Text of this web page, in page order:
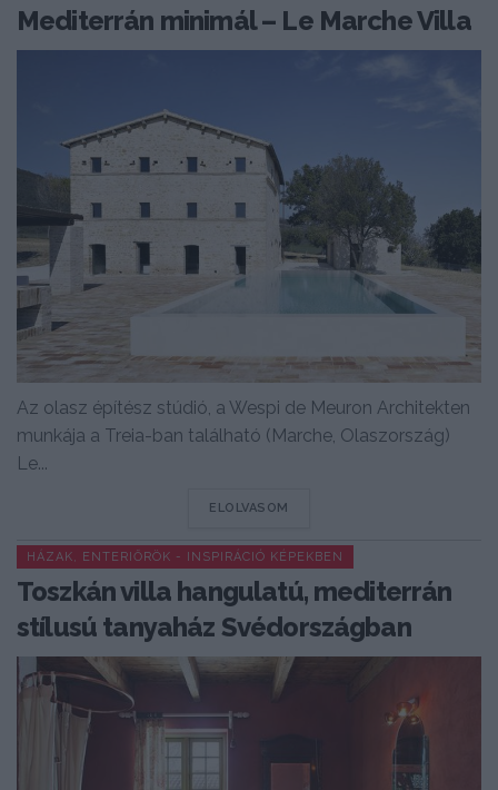
Mediterrán minimál – Le Marche Villa
Az olasz építész stúdió, a Wespi de Meuron Architekten
munkája a Treia-ban található (Marche, Olaszország)
Le...
ELOLVASOM
HÁZAK, ENTERIŐRÖK - INSPIRÁCIÓ KÉPEKBEN
Toszkán villa hangulatú, mediterrán
stílusú tanyaház Svédországban